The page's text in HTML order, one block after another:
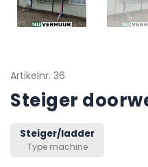
Artikelnr. 36
Steiger
Steiger/ladder
Type machine